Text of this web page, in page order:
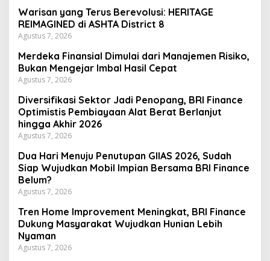
Warisan yang Terus Berevolusi: HERITAGE
REIMAGINED di ASHTA District 8
Agustus 7, 2026
Merdeka Finansial Dimulai dari Manajemen Risiko,
Bukan Mengejar Imbal Hasil Cepat
Agustus 7, 2026
Diversifikasi Sektor Jadi Penopang, BRI Finance
Optimistis Pembiayaan Alat Berat Berlanjut
hingga Akhir 2026
Agustus 7, 2026
Dua Hari Menuju Penutupan GIIAS 2026, Sudah
Siap Wujudkan Mobil Impian Bersama BRI Finance
Belum?
Agustus 7, 2026
Tren Home Improvement Meningkat, BRI Finance
Dukung Masyarakat Wujudkan Hunian Lebih
Nyaman
Agustus 7, 2026